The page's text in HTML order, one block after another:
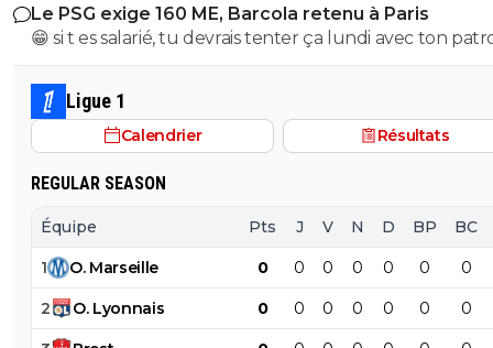
comme ca !
Le PSG exige 160 ME, Barcola retenu à Paris
😁 si t es salarié, tu devrais tenter ça lundi avec ton
pour voir ce qu’il va te répondre
Ligue 1
Calendrier Résultats
REGULAR SEASON
Équipe Pts J V N D BP BC
1 O. Marseille 0 0 0 0 0 0 0
2 O. Lyonnais 0 0 0 0 0 0 0